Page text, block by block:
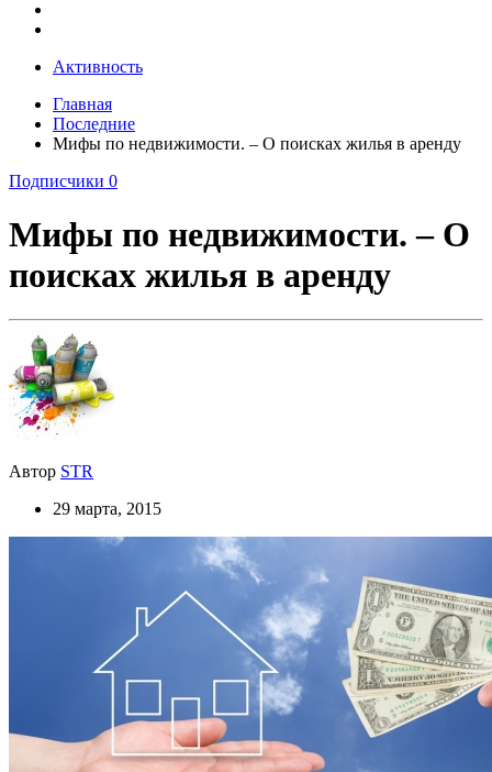
Активность
Главная
Последние
Мифы по недвижимости. – О поисках жилья в аренду
Подписчики 0
Мифы по недвижимости. – О
поисках жилья в аренду
Автор STR
29 марта, 2015